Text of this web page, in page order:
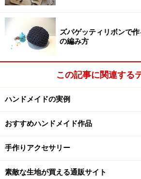
三つ折り縫いの手順3：端を
ミシンを使って三つ折りにした内側
ころを縫いとめます。なるべくギリ
ちてしまってはいけません。針の先
く、押えと布の位置がずれないよう
同じ幅で縫うための「ステッチ定規
ミシンのアタッチメントも市販されて
ズパゲッティリボンで
の編み方
この記事に関連する
ハンドメイドの実例
おすすめハンドメイド作品
手作りアクセサリー
素敵な生地が買える通販サイト